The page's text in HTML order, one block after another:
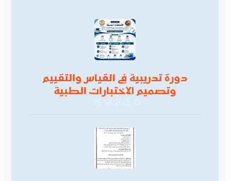
دورة تدريبية في القياس والتقييم
وتصميم الاختبارات الطبية